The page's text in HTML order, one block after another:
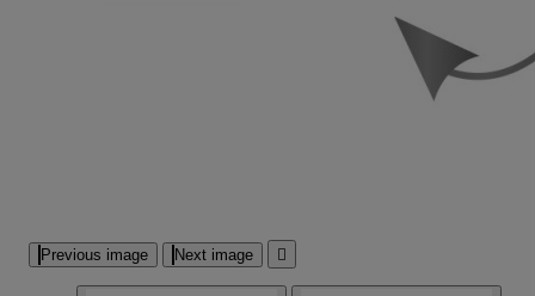
Previous image Next image 